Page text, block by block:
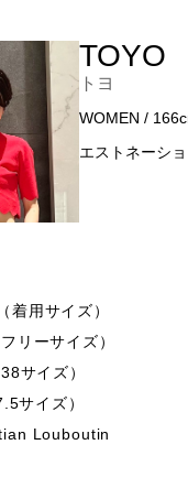
TOYO
トヨ
WOMEN /
エストネーシ
着用サイズ）
リーサイズ）
サイズ）
サイズ）
Louboutin